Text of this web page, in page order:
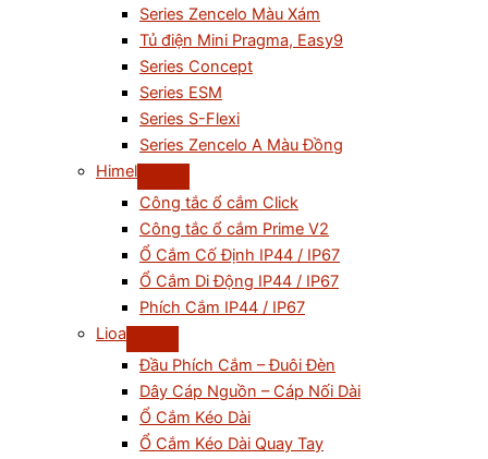
Series Zencelo Màu Xám
Tủ điện Mini Pragma, Easy9
Series Concept
Series ESM
Series S-Flexi
Series Zencelo A Màu Đồng
Himel
Công tắc ổ cắm Click
Công tắc ổ cắm Prime V2
Ổ Cắm Cố Định IP44 / IP67
Ổ Cắm Di Động IP44 / IP67
Phích Cắm IP44 / IP67
Lioa
Đầu Phích Cắm – Đuôi Đèn
Dây Cáp Nguồn – Cáp Nối Dài
Ổ Cắm Kéo Dài
Ổ Cắm Kéo Dài Quay Tay